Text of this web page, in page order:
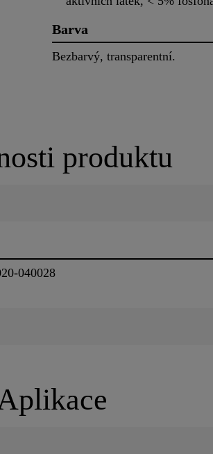
Barva
Bezbarvý, transparentní.
produktu
040028